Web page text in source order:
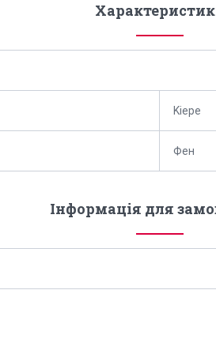
Kiepe
Фен
Інформація для